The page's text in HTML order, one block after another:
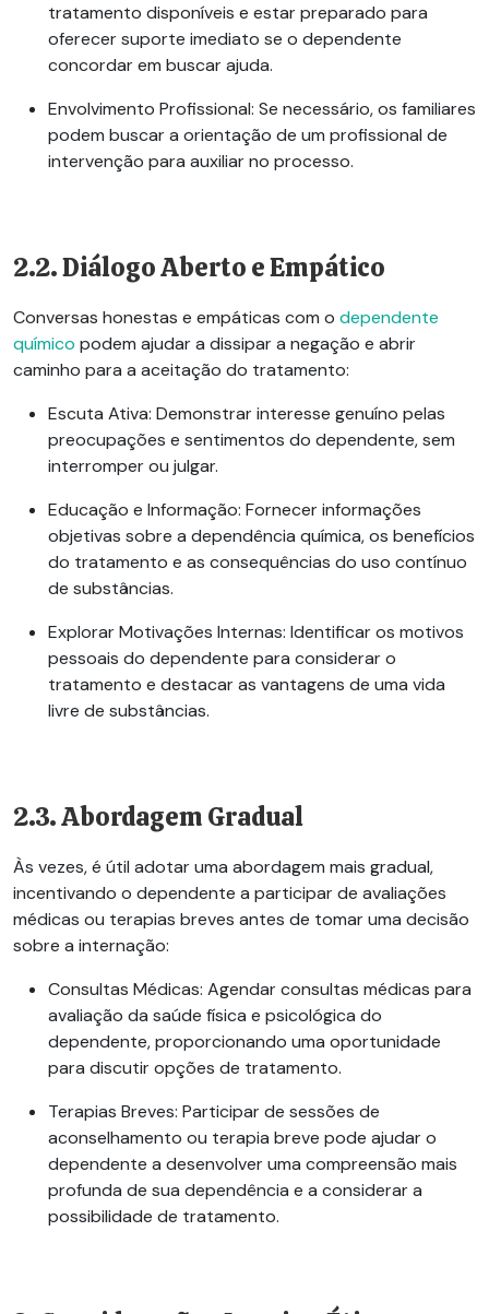
tratamento disponíveis e estar preparado para
oferecer suporte imediato se o dependente
concordar em buscar ajuda.
Envolvimento Profissional: Se necessário, os familiares
podem buscar a orientação de um profissional de
intervenção para auxiliar no processo.
2.2. Diálogo Aberto e Empático
Conversas honestas e empáticas com o dependente
químico podem ajudar a dissipar a negação e abrir
caminho para a aceitação do tratamento:
Escuta Ativa: Demonstrar interesse genuíno pelas
preocupações e sentimentos do dependente, sem
interromper ou julgar.
Educação e Informação: Fornecer informações
objetivas sobre a dependência química, os benefícios
do tratamento e as consequências do uso contínuo
de substâncias.
Explorar Motivações Internas: Identificar os motivos
pessoais do dependente para considerar o
tratamento e destacar as vantagens de uma vida
livre de substâncias.
2.3. Abordagem Gradual
Às vezes, é útil adotar uma abordagem mais gradual,
incentivando o dependente a participar de avaliações
médicas ou terapias breves antes de tomar uma decisão
sobre a internação:
Consultas Médicas: Agendar consultas médicas para
avaliação da saúde física e psicológica do
dependente, proporcionando uma oportunidade
para discutir opções de tratamento.
Terapias Breves: Participar de sessões de
aconselhamento ou terapia breve pode ajudar o
dependente a desenvolver uma compreensão mais
profunda de sua dependência e a considerar a
possibilidade de tratamento.